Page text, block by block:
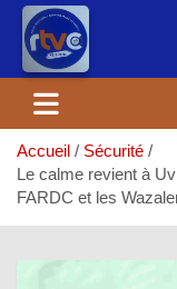
contenu
Accueil
Sécurité
Le calme revient à
FARDC et les